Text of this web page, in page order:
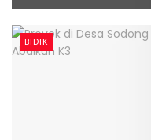
BIDIK